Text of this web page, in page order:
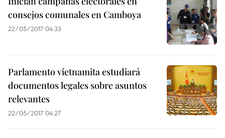
consejos comunales en Camboya
22/05/2017 04:33
Parlamento vietnamita estudiará
documentos legales sobre asuntos
relevantes
22/05/2017 04:27